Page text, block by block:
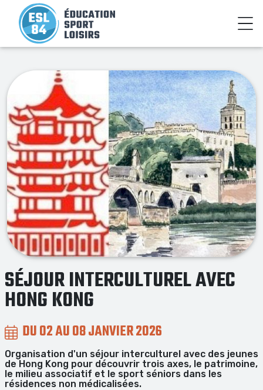
SÉJOUR INTERCULTUREL AVEC
HONG KONG
DU 02 AU 08 JANVIER 2026
Organisation d'un séjour interculturel avec des jeunes
de Hong Kong pour découvrir trois axes, le patrimoine,
le milieu associatif et le sport séniors dans les
résidences non médicalisées.